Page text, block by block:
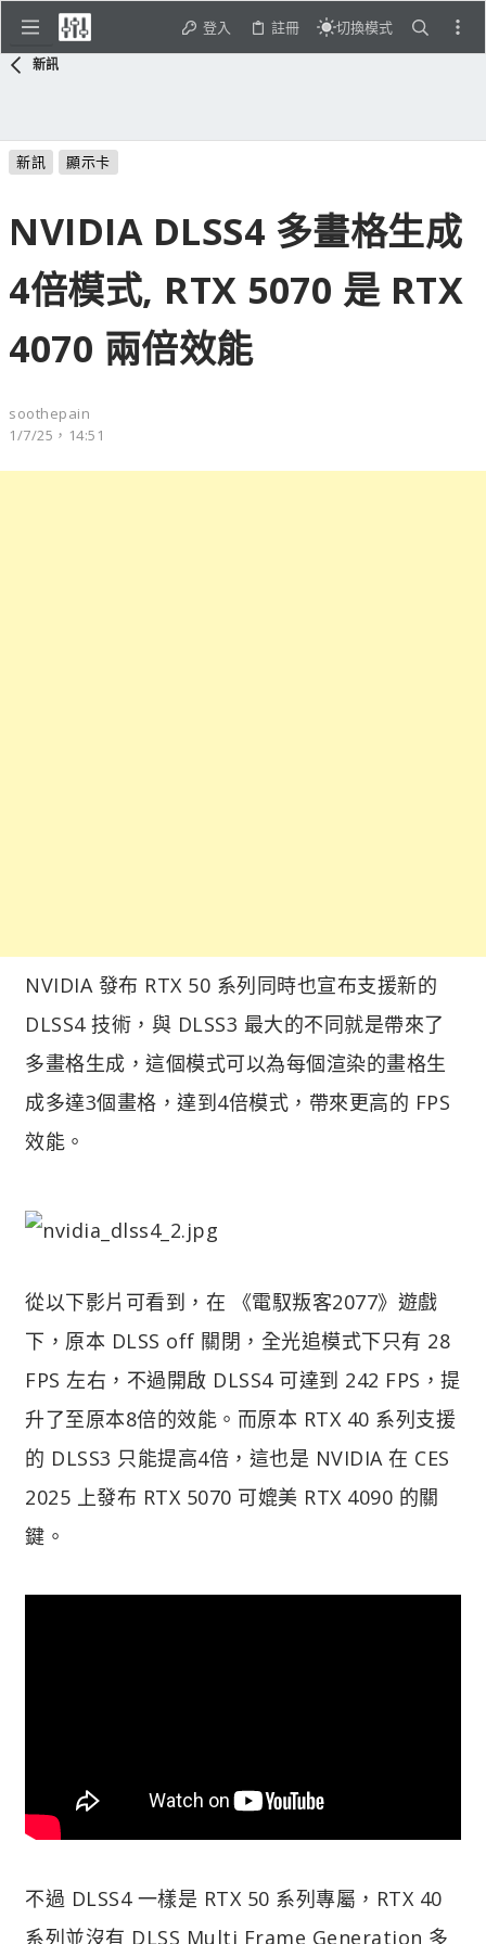
登入 註冊 切換模式
新訊
新訊 顯示卡
NVIDIA DLSS4 多畫格生成
4倍模式, RTX 5070 是 RTX
4070 兩倍效能
soothepain
1/7/25，14:51
NVIDIA 發布 RTX 50 系列同時也宣布支援新的
DLSS4 技術，與 DLSS3 最大的不同就是帶來了
多畫格生成，這個模式可以為每個渲染的畫格生
成多達3個畫格，達到4倍模式，帶來更高的 FPS
效能。
從以下影片可看到，在 《電馭叛客2077》遊戲
下，原本 DLSS off 關閉，全光追模式下只有 28
FPS 左右，不過開啟 DLSS4 可達到 242 FPS，提
升了至原本8倍的效能。而原本 RTX 40 系列支援
的 DLSS3 只能提高4倍，這也是 NVIDIA 在 CES
2025 上發布 RTX 5070 可媲美 RTX 4090 的關
鍵。
不過 DLSS4 一樣是 RTX 50 系列專屬，RTX 40
系列並沒有 DLSS Multi Frame Generation 多